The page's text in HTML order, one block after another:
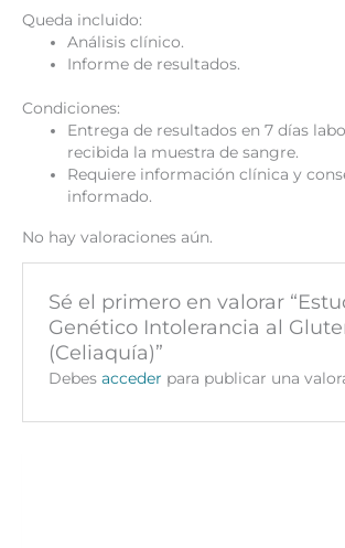
Queda incluido:
Análisis clínico.
Informe de resultados.
Condiciones:
Entrega de resultados en 7 días
recibida la muestra de sangre.
Requiere información clínica y
informado.
No hay valoraciones aún.
Sé el primero en valorar
Genético Intolerancia al
(Celiaquía)”
Debes acceder para publicar una